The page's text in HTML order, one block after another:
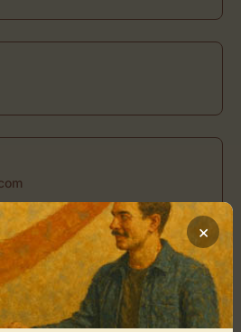
Anita Ávila
×